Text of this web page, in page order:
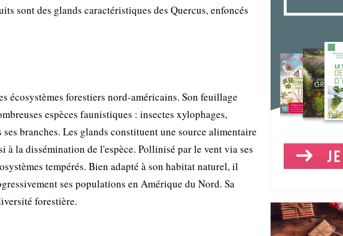
sont des glands caractéristiques des Quercus, enfoncés
écosystèmes forestiers nord-américains. Son feuillage
espèces faunistiques : insectes xylophages,
branches. Les glands constituent une source alimentaire
la dissémination de l'espèce. Pollinisé par le vent via ses
tempérés. Bien adapté à son habitat naturel, il
ses populations en Amérique du Nord. Sa
forestière.